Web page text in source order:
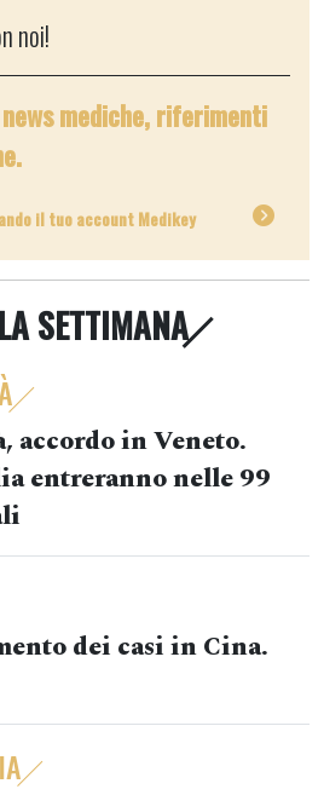
noi!
mediche, riferimenti
il tuo account Medikey
SETTIMANA
accordo in Veneto.
entreranno nelle 99
dei casi in Cina.